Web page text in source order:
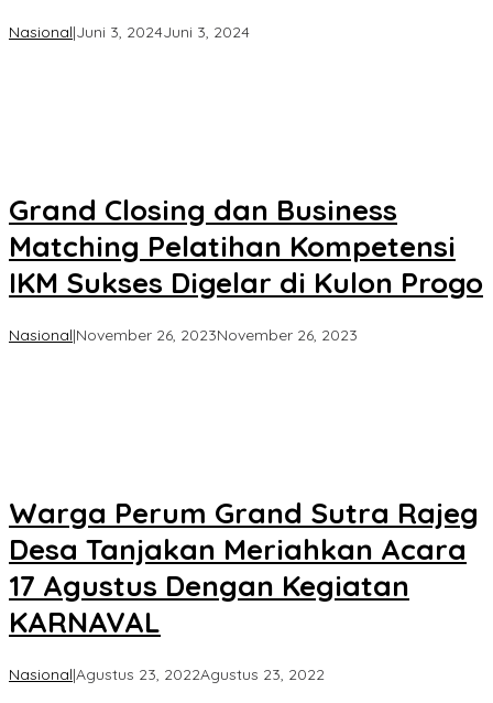
Nasional|Juni 3, 2024Juni 3, 2024oleh
Grand Closing dan Business
Matching Pelatihan Kompetensi
IKM Sukses Digelar di Kulon Progo
Nasional|November 26, 2023November 26, 2023
Warga Perum Grand Sutra Rajeg
Desa Tanjakan Meriahkan Acara
17 Agustus Dengan Kegiatan
KARNAVAL
Nasional|Agustus 23, 2022Agustus 23, 2022